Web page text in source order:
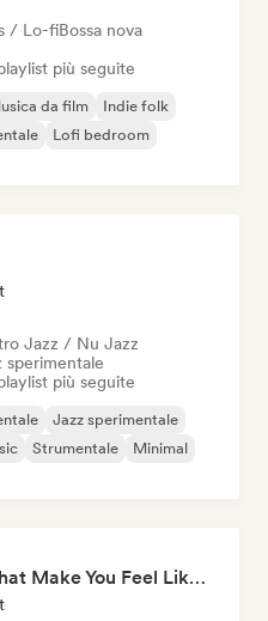
/ Lo-fiBossa nova
più seguite
da film
Indie folk
Lofi bedroom
Jazz / Nu Jazz
sperimentale
più seguite
Jazz sperimentale
Strumentale
Minimal
Instrumentals That Make You Feel Like Floating